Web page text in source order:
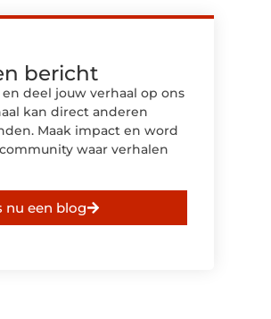
bericht
deel jouw verhaal op ons
kan direct anderen
Maak impact en word
waar verhalen
nu een blog